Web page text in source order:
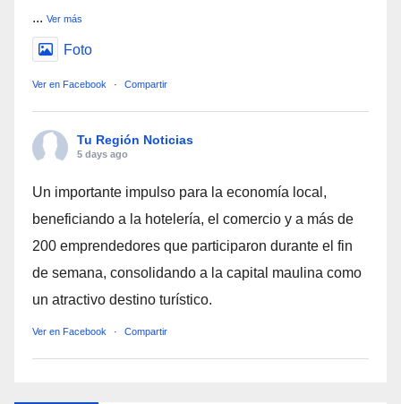
... Ver más
Foto
Ver en Facebook · Compartir
Tu Región Noticias
5 days ago
Un importante impulso para la economía local,
beneficiando a la hotelería, el comercio y a más de
200 emprendedores que participaron durante el fin
de semana, consolidando a la capital maulina como
un atractivo destino turístico.
Ver en Facebook · Compartir